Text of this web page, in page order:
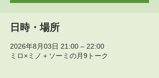
日時・場所
2026年8月03日 21:00 – 22:00
ミロ×ミノ＋ソーミの月9トーク